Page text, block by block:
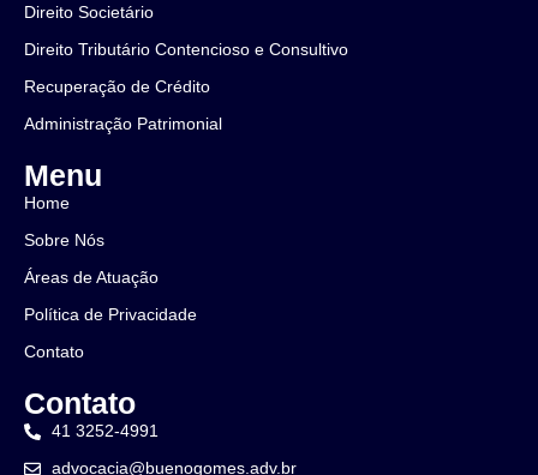
Direito Societário
Direito Tributário Contencioso e Consultivo
Recuperação de Crédito
Administração Patrimonial
Menu
Home
Sobre Nós
Áreas de Atuação
Política de Privacidade
Contato
Contato
41 3252-4991
advocacia@buenogomes.adv.br